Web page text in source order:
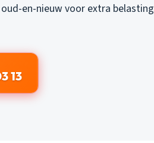
en-nieuw voor extra belasting
13